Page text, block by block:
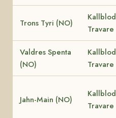
Trons Tyri (NO)
Travare
Valdres Spenta
(NO)
Travare
Jahn-Main (NO)
Travare